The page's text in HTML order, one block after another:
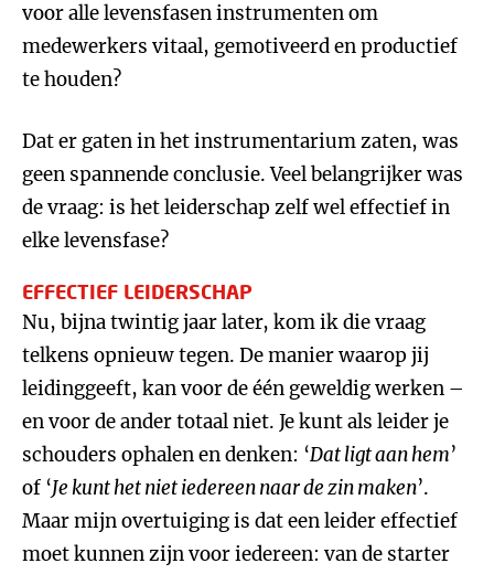
voor alle levensfasen instrumenten om
medewerkers vitaal, gemotiveerd en productief
te houden?
Dat er gaten in het instrumentarium zaten, was
geen spannende conclusie. Veel belangrijker was
de vraag: is het leiderschap zelf wel effectief in
elke levensfase?
EFFECTIEF LEIDERSCHAP
Nu, bijna twintig jaar later, kom ik die vraag
telkens opnieuw tegen. De manier waarop jij
leidinggeeft, kan voor de één geweldig werken –
en voor de ander totaal niet. Je kunt als leider je
schouders ophalen en denken: ‘Dat ligt aan hem’
of ‘Je kunt het niet iedereen naar de zin maken’.
Maar mijn overtuiging is dat een leider effectief
moet kunnen zijn voor iedereen: van de starter